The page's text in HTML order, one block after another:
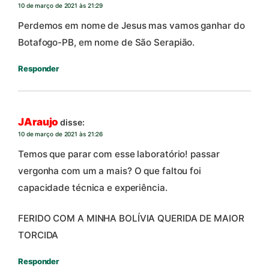
10 de março de 2021 às 21:29
Perdemos em nome de Jesus mas vamos ganhar do
Botafogo-PB, em nome de São Serapião.
Responder
JAraujo disse:
10 de março de 2021 às 21:26
Temos que parar com esse laboratório! passar
vergonha com um a mais? O que faltou foi
capacidade técnica e experiência.
FERIDO COM A MINHA BOLÍVIA QUERIDA DE MAIOR
TORCIDA
Responder